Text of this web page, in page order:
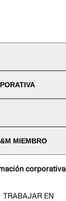
MIEMBRO
corporativa
TRABAJAR EN